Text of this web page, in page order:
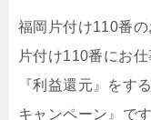
福岡片付け110番
片付け110番にお
『利益還元』をす
キャンペーン』です